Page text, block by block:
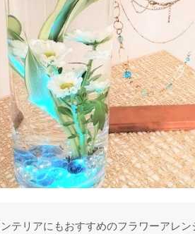
テリアにもおすすめのフラワーアレン